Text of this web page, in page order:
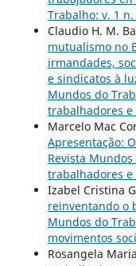
Trabalho: v. 1 n.
Claudio H. M.
mutualismo no
irmandades,
e sindicatos à
Mundos do
trabalhadores
Marcelo Mac
Apresentação:
Revista
trabalhadores
Izabel Cristina
reinventando o
Mundos do
movimentos
Rosangela